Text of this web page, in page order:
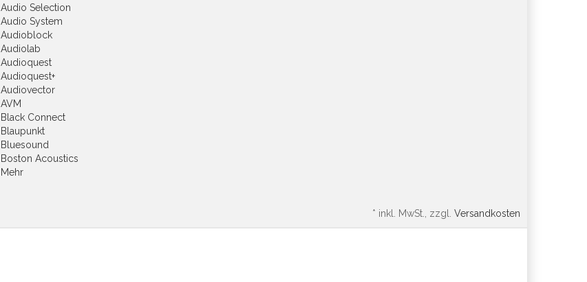
Audio Selection
Audio System
Audioblock
Audiolab
Audioquest
Audioquest+
Audiovector
AVM
Black Connect
Blaupunkt
Bluesound
Boston Acoustics
Mehr
* inkl. MwSt., zzgl. Versandkosten